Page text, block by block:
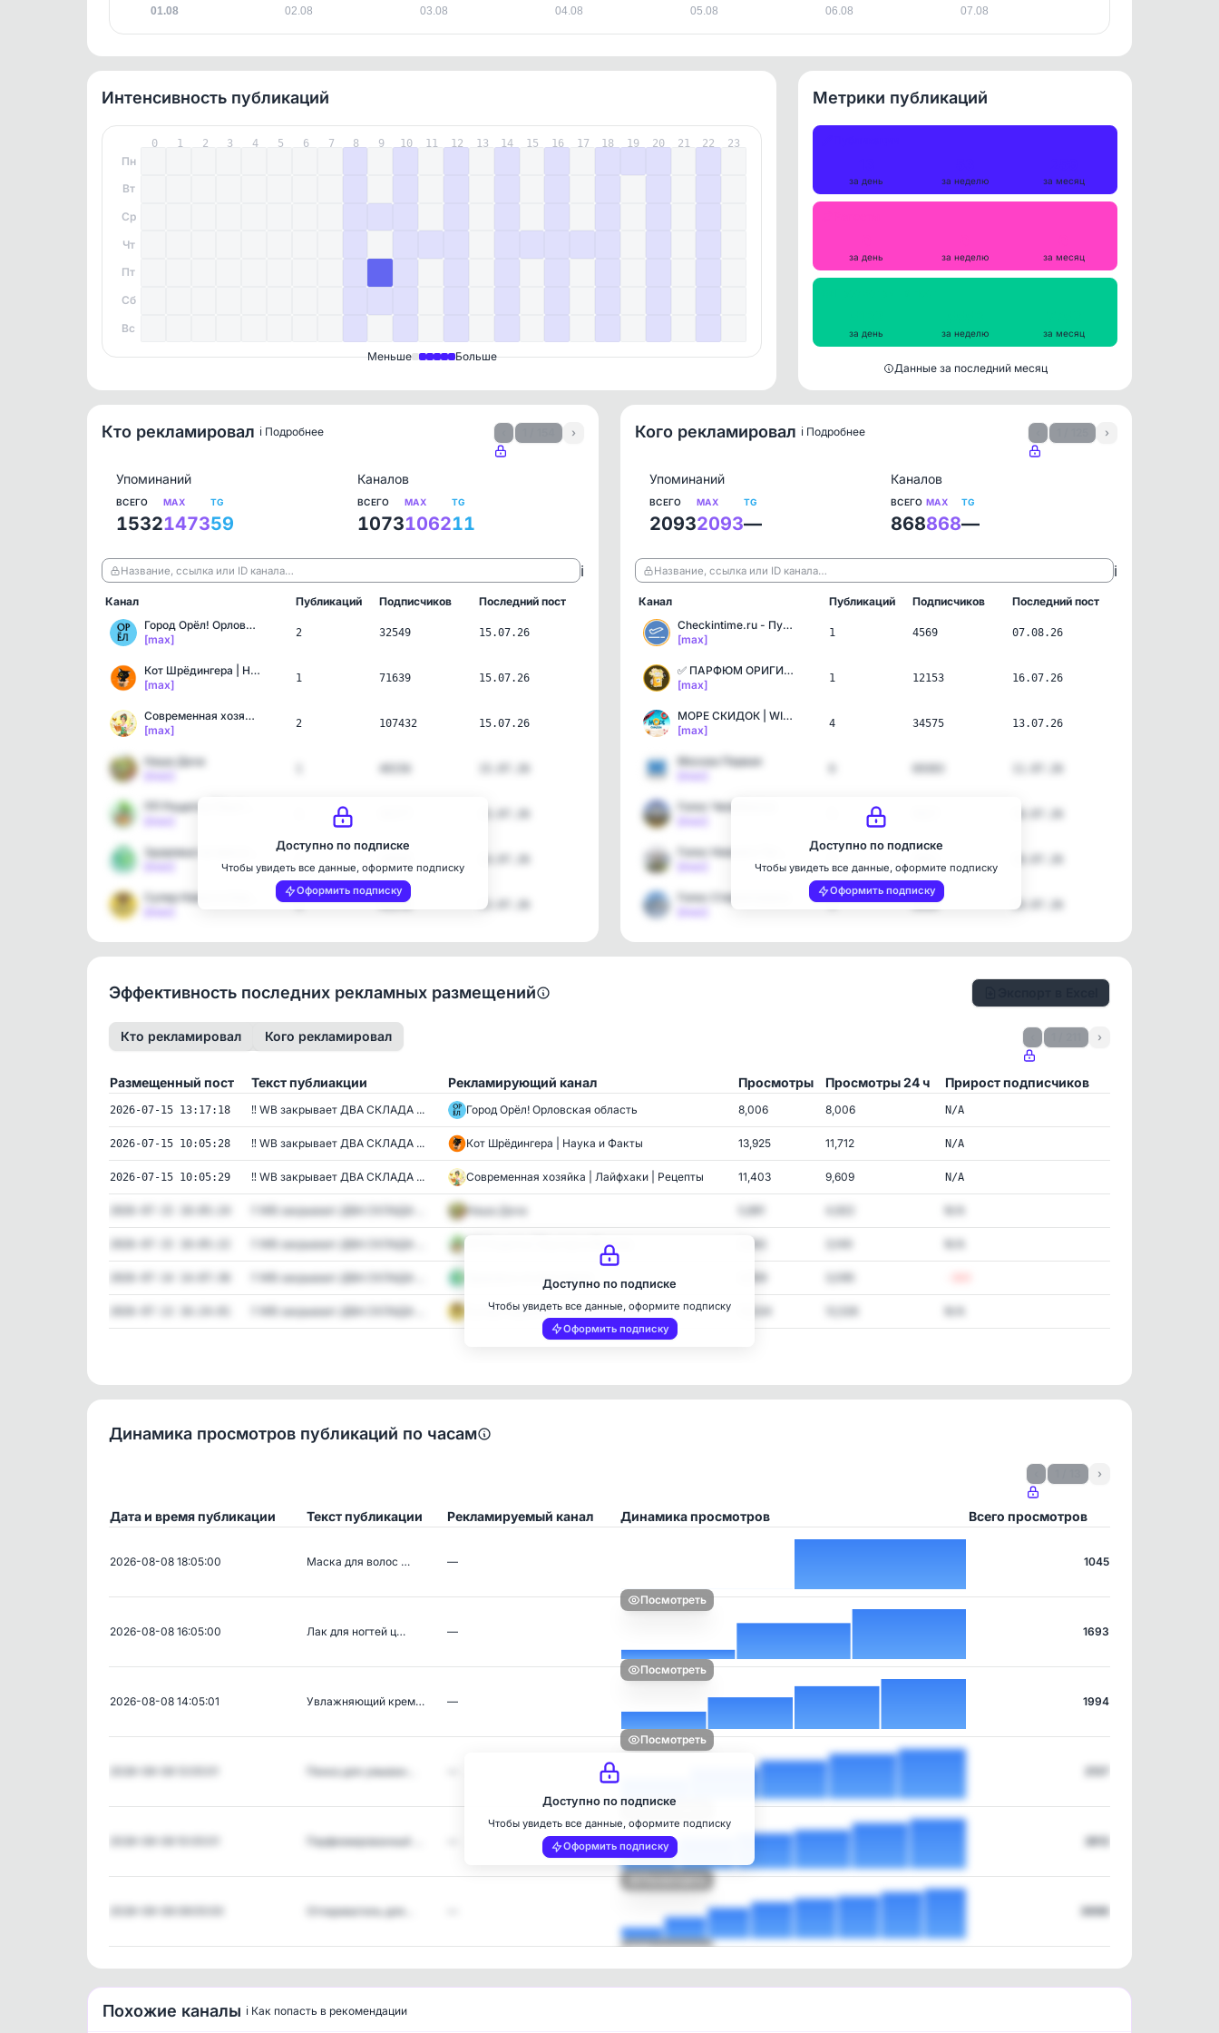
01.08 02.08 03.08 04.08 05.08 06.08 07.08
Интенсивность публикаций
0 1 2 3 4 5 6 7 8 9 10 11 12 13 14 15 16 17 18 19 20 21 22 23
Пн
Вт
Ср
Чт
Пт
Сб
Вс
Меньше Больше
Метрики публикаций
за день за неделю за месяц
за день за неделю за месяц
за день за неделю за месяц
Данные за последний месяц
Кто рекламировал ℹ️ Подробнее ›
Упоминаний
ВСЕГО
1532
MAX
1473
TG
59
Каналов
ВСЕГО
1073
MAX
1062
TG
11
Название, ссылка или ID канала… ℹ️
Канал Публикаций Подписчиков
Последний пост
Город Орёл! Орловская об…
[max]
2 32549 15.07.26
Кот Шрёдингера | Наука и…
[max]
1 71639 15.07.26
Современная хозяйка | Ла…
[max]
2 107432 15.07.26
Наша Дача
1 41378 13.07.26
Доступно по подписке
Чтобы увидеть все данные, оформите подписку
Оформить подписку
Кого рекламировал ℹ️ Подробнее ›
Упоминаний
ВСЕГО
2093
MAX
2093
TG
—
Каналов
ВСЕГО
868
MAX
868
TG
—
Название, ссылка или ID канала… ℹ️
Канал Публикаций Подписчиков
Последний пост
Checkintime.ru - Путешес…
[max]
1 4569 07.08.26
✅ ПАРФЮМ ОРИГИНАЛ | PARF…
[max]
1 12153 16.07.26
МОРЕ СКИДОК | WILDBERRIES
[max]
4 34575 13.07.26
Москва Первая
Голос Челябинска
Голос Стерлитамака
5 2610 10.07.26
Доступно по подписке
Чтобы увидеть все данные, оформите подписку
Оформить подписку
Эффективность последних рекламных размещений
Кто рекламировал Кого рекламировал ›
Размещенный пост Текст публиакции Рекламирующий канал Просмотры Просмотры 24 ч Прирост подписчиков
2026-07-15 13:17:18 ‼️ WB закрывает ДВА СКЛАДА ... Город Орёл! Орловская область 8,006 8,006 N/A
2026-07-15 10:05:28 ‼️ WB закрывает ДВА СКЛАДА ... Кот Шрёдингера | Наука и Факты 13,925 11,712 N/A
2026-07-15 10:05:29 ‼️ WB закрывает ДВА СКЛАДА ... Современная хозяйка | Лайфхаки | Рецепты 11,403 9,609 N/A
‼️ WB закрывает ДВА СКЛАДА ... Наша Дача
‼️ WB закрывает ДВА СКЛАДА ... ПП Рецепты | Быстро и Вкусно 3,662
‼️ WB закрывает ДВА СКЛАДА ... Здоровье на максимум
‼️ WB закрывает ДВА СКЛАДА ... Супер Новости Новороссийска
Доступно по подписке
Чтобы увидеть все данные, оформите подписку
Оформить подписку
Динамика просмотров публикаций по часам
›
Дата и время публикации Текст публикации Рекламируемый канал Динамика просмотров Всего просмотров
2026-08-08 18:05:00 Маска для волос … —
Посмотреть
1045
2026-08-08 16:05:00 Лак для ногтей ц… —
Посмотреть
1693
2026-08-08 14:05:01 Увлажняющий крем… —
Посмотреть
1994
Пенка для умыван…
Посмотреть
Парфюмированный …
Посмотреть
2812
Отпариватель для…
Посмотреть
3698
Доступно по подписке
Чтобы увидеть все данные, оформите подписку
Оформить подписку
Похожие каналы ℹ️ Как попасть в рекомендации